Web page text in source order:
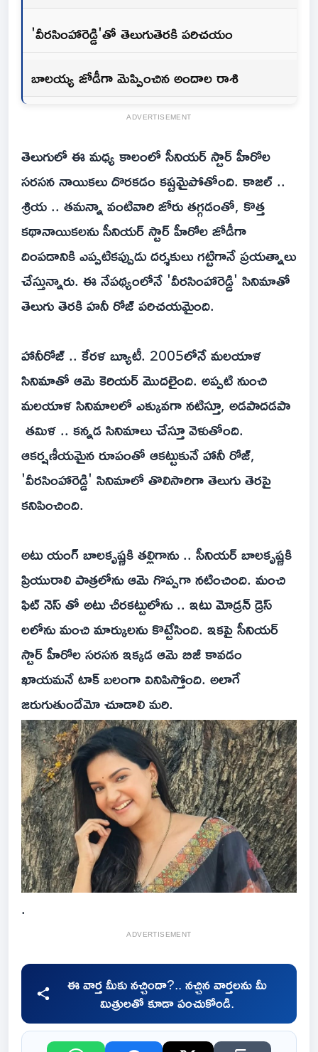
'వీరసింహారెడ్డి'తో తెలుగుతెరకి పరిచయం
బాలయ్య జోడీగా మెప్పించిన అందాల రాశి
ADVERTISEMENT
తెలుగులో ఈ మధ్య కాలంలో సీనియర్ స్టార్ హీరోల
సరసన నాయికలు దొరకడం కష్టమైపోతోంది. కాజల్ ..
శ్రియ .. తమన్నా వంటివారి జోరు తగ్గడంతో, కొత్త
కథానాయికలను సీనియర్ స్టార్ హీరోల జోడీగా
దింపడానికి ఎప్పటికప్పుడు దర్శకులు గట్టిగానే ప్రయత్నాలు
చేస్తున్నారు. ఈ నేపథ్యంలోనే 'వీరసింహారెడ్డి' సినిమాతో
తెలుగు తెరకి హనీ రోజ్ పరిచయమైంది.
హానీరోజ్ .. కేరళ బ్యూటీ. 2005లోనే మలయాళ
సినిమాతో ఆమె కెరియర్ మొదలైంది. అప్పటి నుంచి
మలయాళ సినిమాలలో ఎక్కువగా నటిస్తూ, అడపాదడపా
తమిళ .. కన్నడ సినిమాలు చేస్తూ వెళుతోంది.
ఆకర్షణీయమైన రూపంతో ఆకట్టుకునే హానీ రోజ్,
'వీరసింహారెడ్డి' సినిమాలో తొలిసారిగా తెలుగు తెరపై
కనిపించింది.
అటు యంగ్ బాలకృష్ణకి తల్లిగాను .. సీనియర్ బాలకృష్ణకి
ప్రియురాలి పాత్రలోను ఆమె గొప్పగా నటించింది. మంచి
ఫిట్ నెస్ తో అటు చీరకట్టులోను .. ఇటు మోడ్రన్ డ్రెస్
లలోను మంచి మార్కులను కొట్టేసింది. ఇకపై సీనియర్
స్టార్ హీరోల సరసన ఇక్కడ ఆమె బిజీ కావడం
ఖాయమనే టాక్ బలంగా వినిపిస్తోంది. అలాగే
జరుగుతుందేమో చూడాలి మరి.
.
ADVERTISEMENT
ఈ వార్త మీకు నచ్చిందా?.. నచ్చిన వార్తలను మీ
మిత్రులతో కూడా పంచుకోండి.